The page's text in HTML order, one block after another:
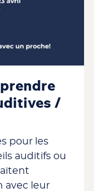
/
pour les
auditifs ou
avec leur